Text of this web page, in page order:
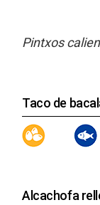
Pintxos
Taco de
Alcachofa